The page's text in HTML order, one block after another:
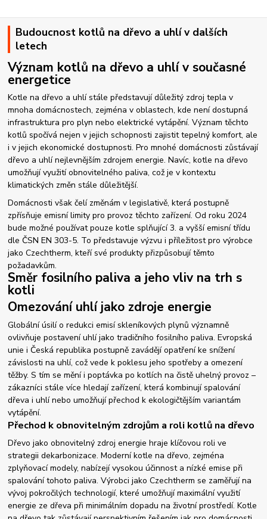
Budoucnost kotlů na dřevo a uhlí v dalších
letech
Význam kotlů na dřevo a uhlí v současné
energetice
Kotle na dřevo a uhlí stále představují důležitý zdroj tepla v
mnoha domácnostech, zejména v oblastech, kde není dostupná
infrastruktura pro plyn nebo elektrické vytápění. Význam těchto
kotlů spočívá nejen v jejich schopnosti zajistit tepelný komfort, ale
i v jejich ekonomické dostupnosti. Pro mnohé domácnosti zůstávají
dřevo a uhlí nejlevnějším zdrojem energie. Navíc, kotle na dřevo
umožňují využití obnovitelného paliva, což je v kontextu
klimatických změn stále důležitější.
Domácnosti však čelí změnám v legislativě, která postupně
zpřísňuje emisní limity pro provoz těchto zařízení. Od roku 2024
bude možné používat pouze kotle splňující 3. a vyšší emisní třídu
dle ČSN EN 303-5. To představuje výzvu i příležitost pro výrobce
jako Czechtherm, kteří své produkty přizpůsobují těmto
požadavkům.
Směr fosilního paliva a jeho vliv na trh s
kotli
Omezování uhlí jako zdroje energie
Globální úsilí o redukci emisí skleníkových plynů významně
ovlivňuje postavení uhlí jako tradičního fosilního paliva. Evropská
unie i Česká republika postupně zavádějí opatření ke snížení
závislosti na uhlí, což vede k poklesu jeho spotřeby a omezení
těžby. S tím se mění i poptávka po kotlích na čistě uhelný provoz –
zákazníci stále více hledají zařízení, která kombinují spalování
dřeva i uhlí nebo umožňují přechod k ekologičtějším variantám
vytápění.
Přechod k obnovitelným zdrojům a roli kotlů na dřevo
Dřevo jako obnovitelný zdroj energie hraje klíčovou roli ve
strategii dekarbonizace. Moderní kotle na dřevo, zejména
zplyňovací modely, nabízejí vysokou účinnost a nízké emise při
spalování tohoto paliva. Výrobci jako Czechtherm se zaměřují na
vývoj pokročilých technologií, které umožňují maximální využití
energie ze dřeva při minimálním dopadu na životní prostředí. Kotle